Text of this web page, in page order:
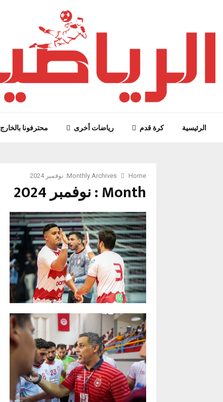
الرئيسية كرة قدم رياضات أخرى محترفونا بالخارج
Home Monthly Archives: نوفمبر 2024
Month : نوفمبر 2024